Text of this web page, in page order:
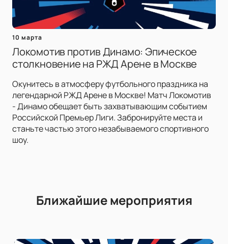
10 марта
Локомотив против Динамо: Эпическое
столкновение на РЖД Арене в Москве
Окунитесь в атмосферу футбольного праздника на
легендарной РЖД Арене в Москве! Матч Локомотив
- Динамо обещает быть захватывающим событием
Российской Премьер Лиги. Забронируйте места и
станьте частью этого незабываемого спортивного
шоу.
Ближайшие мероприятия